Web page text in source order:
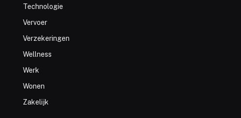
Technologie
Vervoer
Verzekeringen
Wellness
Werk
Wonen
Zakelijk